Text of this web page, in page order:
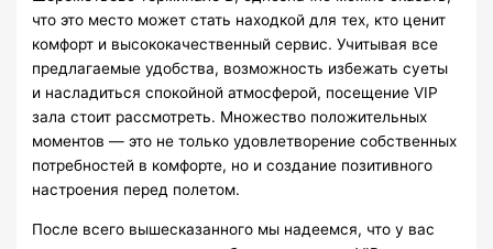
что это место может стать находкой для тех, кто ценит
комфорт и высококачественный сервис. Учитывая все
предлагаемые удобства, возможность избежать суеты
и насладиться спокойной атмосферой, посещение VIP
зала стоит рассмотреть. Множество положительных
моментов — это не только удовлетворение собственных
потребностей в комфорте, но и создание позитивного
настроения перед полетом.
После всего вышесказанного мы надеемся, что у вас